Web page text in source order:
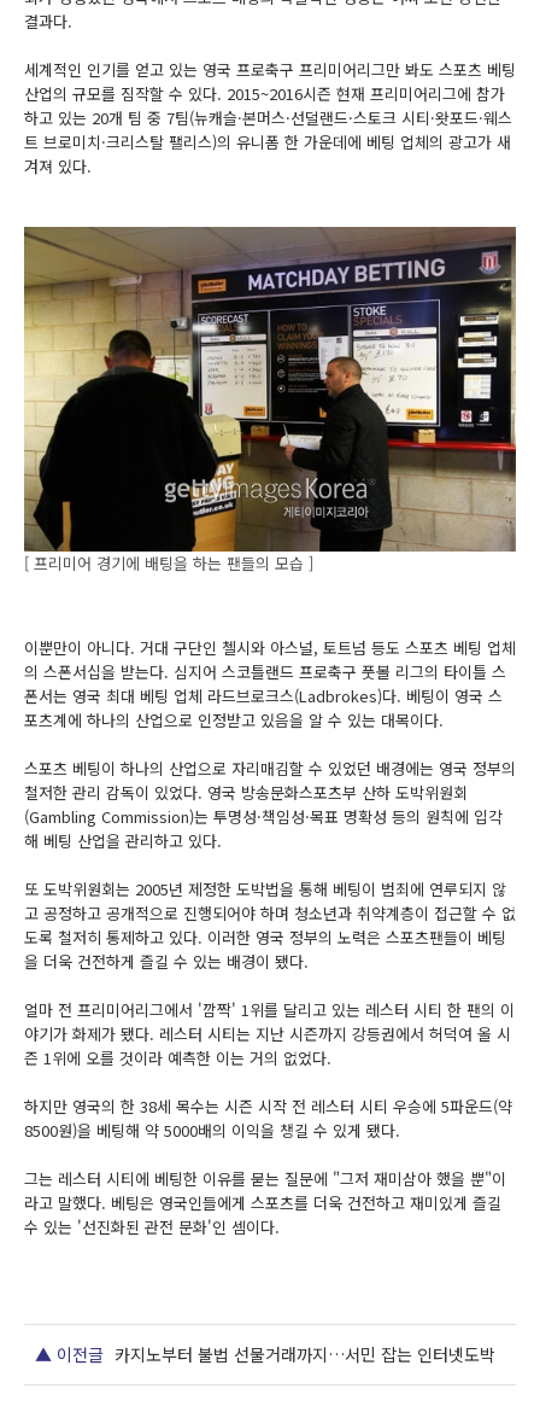
결과다.
세계적인 인기를 얻고 있는 영국 프로축구 프리미어리그만 봐도 스포츠 베팅
산업의 규모를 짐작할 수 있다. 2015~2016시즌 현재 프리미어리그에 참가
하고 있는 20개 팀 중 7팀(뉴캐슬·본머스·선덜랜드·스토크 시티·왓포드·웨스
트 브로미치·크리스탈 팰리스)의 유니폼 한 가운데에 베팅 업체의 광고가 새
겨져 있다.
[ 프리미어 경기에 배팅을 하는 팬들의 모습 ]
이뿐만이 아니다. 거대 구단인 첼시와 아스널, 토트넘 등도 스포츠 베팅 업체
의 스폰서십을 받는다. 심지어 스코틀랜드 프로축구 풋볼 리그의 타이틀 스
폰서는 영국 최대 베팅 업체 라드브로크스(Ladbrokes)다. 베팅이 영국 스
포츠계에 하나의 산업으로 인정받고 있음을 알 수 있는 대목이다.
스포츠 베팅이 하나의 산업으로 자리매김할 수 있었던 배경에는 영국 정부의
철저한 관리 감독이 있었다. 영국 방송문화스포츠부 산하 도박위원회
(Gambling Commission)는 투명성·책임성·목표 명확성 등의 원칙에 입각
해 베팅 산업을 관리하고 있다.
또 도박위원회는 2005년 제정한 도박법을 통해 베팅이 범죄에 연루되지 않
고 공정하고 공개적으로 진행되어야 하며 청소년과 취약계층이 접근할 수 없
도록 철저히 통제하고 있다. 이러한 영국 정부의 노력은 스포츠팬들이 베팅
을 더욱 건전하게 즐길 수 있는 배경이 됐다.
얼마 전 프리미어리그에서 '깜짝' 1위를 달리고 있는 레스터 시티 한 팬의 이
야기가 화제가 됐다. 레스터 시티는 지난 시즌까지 강등권에서 허덕여 올 시
즌 1위에 오를 것이라 예측한 이는 거의 없었다.
하지만 영국의 한 38세 목수는 시즌 시작 전 레스터 시티 우승에 5파운드(약
8500원)을 베팅해 약 5000배의 이익을 챙길 수 있게 됐다.
그는 레스터 시티에 베팅한 이유를 묻는 질문에 "그저 재미삼아 했을 뿐"이
라고 말했다. 베팅은 영국인들에게 스포츠를 더욱 건전하고 재미있게 즐길
수 있는 '선진화된 관전 문화'인 셈이다.
▲ 이전글 카지노부터 불법 선물거래까지…서민 잡는 인터넷도박